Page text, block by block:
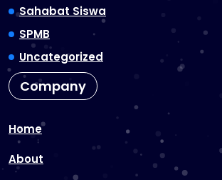
Sahabat Siswa
SPMB
Uncategorized
Company
Home
About